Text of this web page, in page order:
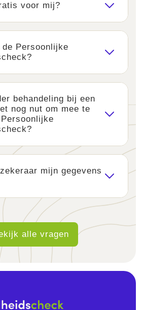
voor mij?
Persoonlijke
behandeling bij een
nog nut om mee te
mijn gegevens
alle vragen